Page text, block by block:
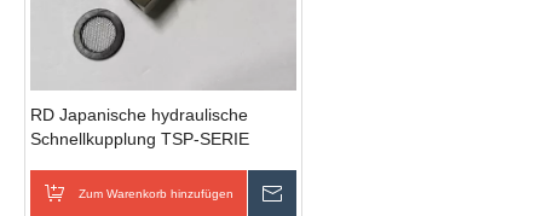
RD Japanische hydraulische
Schnellkupplung TSP-SERIE
VENTILZum Warenkorb hinzufügen